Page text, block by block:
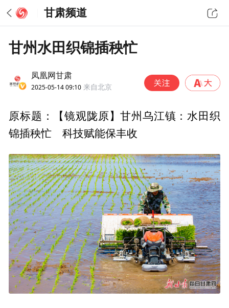
甘肃频道
甘州水田织锦插秧忙
凤凰网甘肃
2025-05-14 09:10 来自北京
原标题：【镜观陇原】甘州乌江镇：水田织
锦插秧忙 科技赋能保丰收